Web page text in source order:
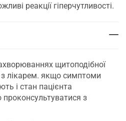
реакції гіперчутливості.
щитоподібної
з лікарем. якщо симптоми
і стан пацієнта
проконсультуватися з